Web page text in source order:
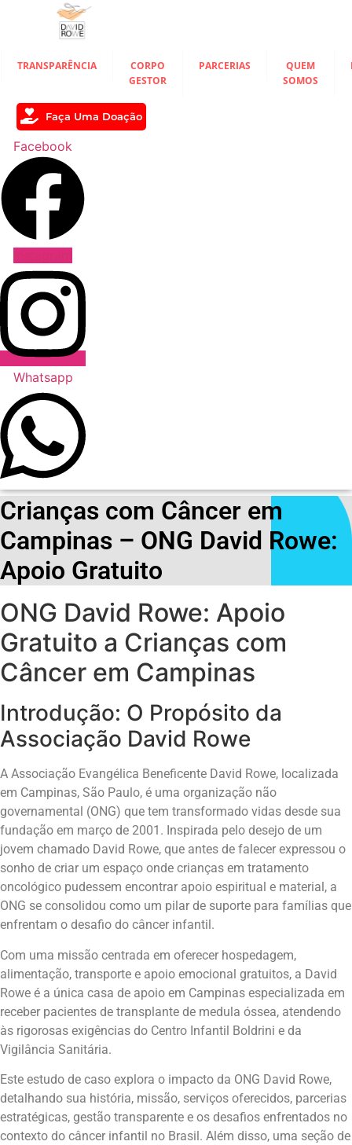
conteúdo
TRANSPARÊNCIA
CORPO
GESTOR
PARCERIAS
QUEM
SOMOS
Faça Uma Doação
Facebook
Whatsapp
Crianças com Câncer em
Campinas – ONG David Rowe:
Apoio Gratuito
ONG David Rowe: Apoio
Gratuito a Crianças com
Câncer em Campinas
Introdução: O Propósito da
Associação David Rowe
A Associação Evangélica Beneficente David Rowe, localizada
em Campinas, São Paulo, é uma organização não
governamental (ONG) que tem transformado vidas desde sua
fundação em março de 2001. Inspirada pelo desejo de um
jovem chamado David Rowe, que antes de falecer expressou o
sonho de criar um espaço onde crianças em tratamento
oncológico pudessem encontrar apoio espiritual e material, a
ONG se consolidou como um pilar de suporte para famílias que
enfrentam o desafio do câncer infantil.
Com uma missão centrada em oferecer hospedagem,
alimentação, transporte e apoio emocional gratuitos, a David
Rowe é a única casa de apoio em Campinas especializada em
receber pacientes de transplante de medula óssea, atendendo
às rigorosas exigências do Centro Infantil Boldrini e da
Vigilância Sanitária.
Este estudo de caso explora o impacto da ONG David Rowe,
detalhando sua história, missão, serviços oferecidos, parcerias
estratégicas, gestão transparente e os desafios enfrentados no
contexto do câncer infantil no Brasil. Além disso, uma seção de